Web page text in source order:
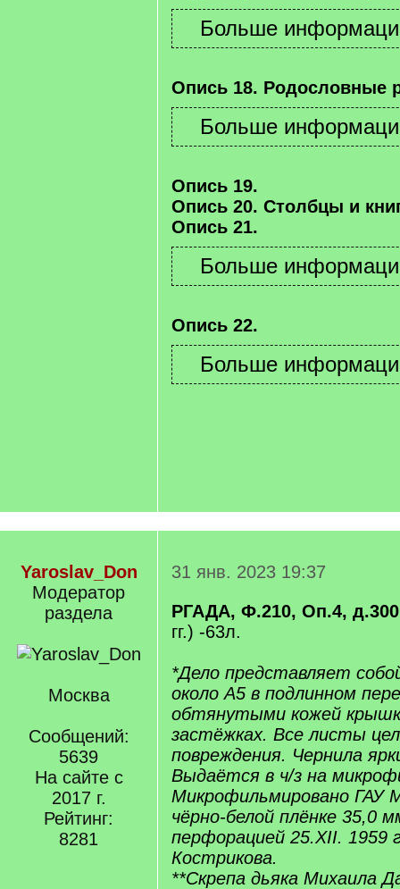
Опись 18. Родословные
Опись 19.
Опись 20. Столбцы и
Опись 21.
Опись 22.
Yaroslav_Don
Модератор
раздела
Москва
Сообщений:
5639
На сайте с
2017 г.
Рейтинг:
8281
31 янв. 2023 19:37
РГАДА, Ф.210, Оп.4, д.300
гг.) -63л.
*Дело представляет
около А5 в подлинном
обтянутыми кожей
застёжках. Все листы
повреждения. Чернила
Выдаётся в ч/з на
Микрофильмировано ГАУ
чёрно-белой плёнке 35,0
перфорацией 25.XII. 1959
Кострикова.
**Скрепа дьяка Михаила